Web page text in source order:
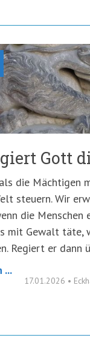
Gott
die Mächtigen
steuern. Wir
die Menschen
mit Gewalt täte,
Regiert er dann
...
17.01.2026 •